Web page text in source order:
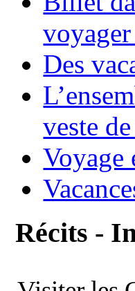
Des
veste
Voyage
Récits -